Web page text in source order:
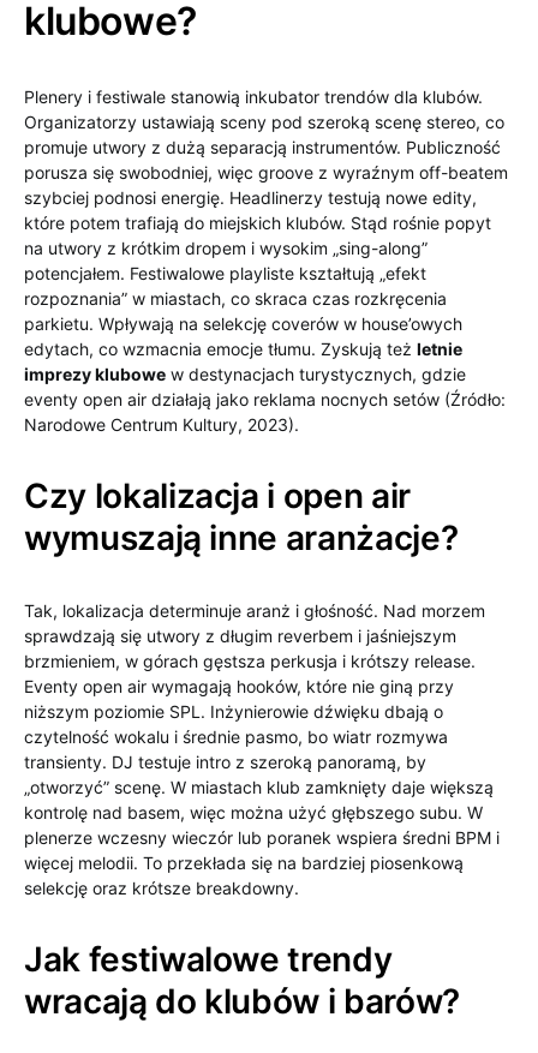
klubowe?
Plenery i festiwale stanowią inkubator trendów dla klubów.
Organizatorzy ustawiają sceny pod szeroką scenę stereo, co
promuje utwory z dużą separacją instrumentów. Publiczność
porusza się swobodniej, więc groove z wyraźnym off-beatem
szybciej podnosi energię. Headlinerzy testują nowe edity,
które potem trafiają do miejskich klubów. Stąd rośnie popyt
na utwory z krótkim dropem i wysokim „sing-along”
potencjałem. Festiwalowe playliste kształtują „efekt
rozpoznania” w miastach, co skraca czas rozkręcenia
parkietu. Wpływają na selekcję coverów w house’owych
edytach, co wzmacnia emocje tłumu. Zyskują też letnie
imprezy klubowe w destynacjach turystycznych, gdzie
eventy open air działają jako reklama nocnych setów (Źródło:
Narodowe Centrum Kultury, 2023).
Czy lokalizacja i open air
wymuszają inne aranżacje?
Tak, lokalizacja determinuje aranż i głośność. Nad morzem
sprawdzają się utwory z długim reverbem i jaśniejszym
brzmieniem, w górach gęstsza perkusja i krótszy release.
Eventy open air wymagają hooków, które nie giną przy
niższym poziomie SPL. Inżynierowie dźwięku dbają o
czytelność wokalu i średnie pasmo, bo wiatr rozmywa
transienty. DJ testuje intro z szeroką panoramą, by
„otworzyć” scenę. W miastach klub zamknięty daje większą
kontrolę nad basem, więc można użyć głębszego subu. W
plenerze wczesny wieczór lub poranek wspiera średni BPM i
więcej melodii. To przekłada się na bardziej piosenkową
selekcję oraz krótsze breakdowny.
Jak festiwalowe trendy
wracają do klubów i barów?